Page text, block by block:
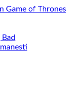
Game of Thrones